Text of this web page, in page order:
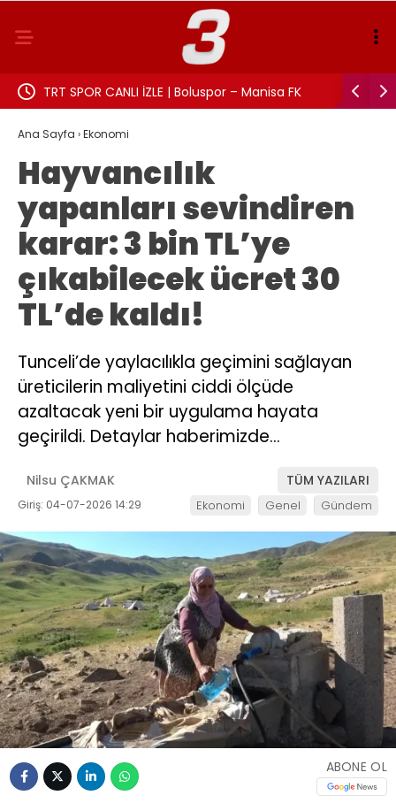
TRT SPOR CANLI İZLE | Boluspor – Manisa FK
maçı canlı yayın frekans ve izleme linki
Aslı
Ana Sayfa ›Ekonomi
Hayvancılık
yapanları sevindiren
karar: 3 bin TL’ye
çıkabilecek ücret 30
TL’de kaldı!
Tunceli’de yaylacılıkla geçimini sağlayan
üreticilerin maliyetini ciddi ölçüde
azaltacak yeni bir uygulama hayata
geçirildi. Detaylar haberimizde…
Nilsu ÇAKMAK TÜM YAZILARI
Giriş: 04-07-2026 14:29 Ekonomi Genel Gündem
ABONE OL